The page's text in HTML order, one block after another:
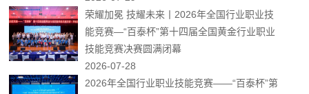
荣耀加冕 技耀未来丨2026年全国行业职业技
能竞赛—“百泰杯”第十四届全国黄金行业职业
技能竞赛决赛圆满闭幕
2026-07-28
2026年全国行业职业技能竞赛——“百泰杯”第